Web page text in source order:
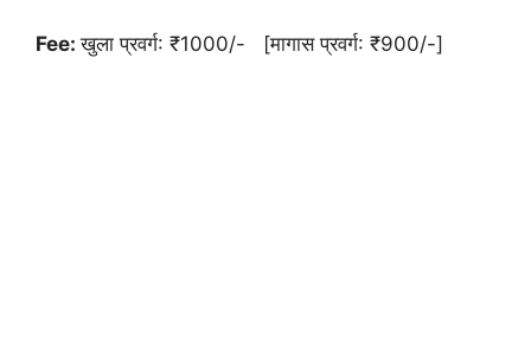
Fee:खुला प्रवर्ग: ₹1000/- [मागास प्रवर्ग: ₹900/-]